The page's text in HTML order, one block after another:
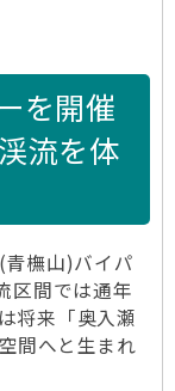
を開催
流を体
橅山)バイパ
区間では通年
将来「奥入瀬
間へと生まれ